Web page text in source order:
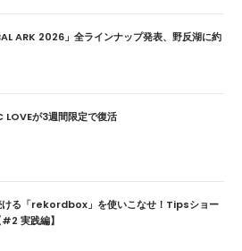
ARK 2026」全ラインナップ発表、野反湖に約
LOVEが3週間限定で復活
ける「rekordbox」を使いこなせ！Tipsショー
#2 実践編】